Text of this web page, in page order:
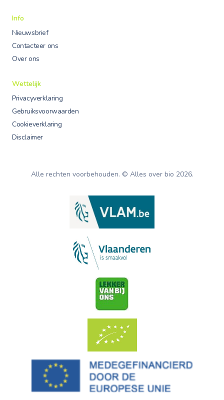
Info
Nieuwsbrief
Contacteer ons
Over ons
Wettelijk
Privacyverklaring
Gebruiksvoorwaarden
Cookieverklaring
Disclaimer
Alle rechten voorbehouden. © Alles over bio 2026.